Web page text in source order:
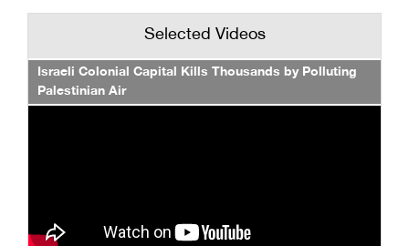
Selected Videos
Israeli Colonial Capital Kills Thousands by Polluting
Palestinian Air